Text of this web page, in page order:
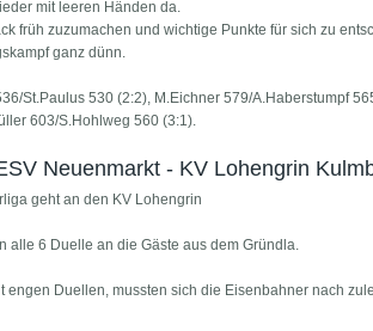
mit leeren Händen da.
früh zuzumachen und wichtige Punkte für sich zu
ganz dünn.
St.Paulus 530 (2:2), M.Eichner 579/A.Haberstumpf
603/S.Hohlweg 560 (3:1).
Neuenmarkt - KV Lohengrin
geht an den KV Lohengrin
alle 6 Duelle an die Gäste aus dem Gründla.
engen Duellen, mussten sich die Eisenbahner nach